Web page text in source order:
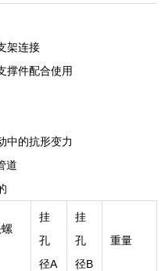
架连接
撑件配合使用
中的抗形变力
道
挂
孔
径A
挂
孔
径B
重量